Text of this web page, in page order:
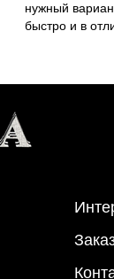
нужный
быстро и в